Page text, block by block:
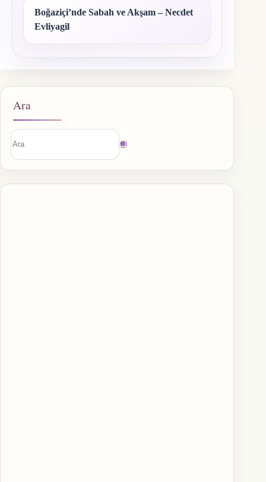
Boğaziçi’nde Sabah ve Akşam – Necdet
Evliyagil
Ara